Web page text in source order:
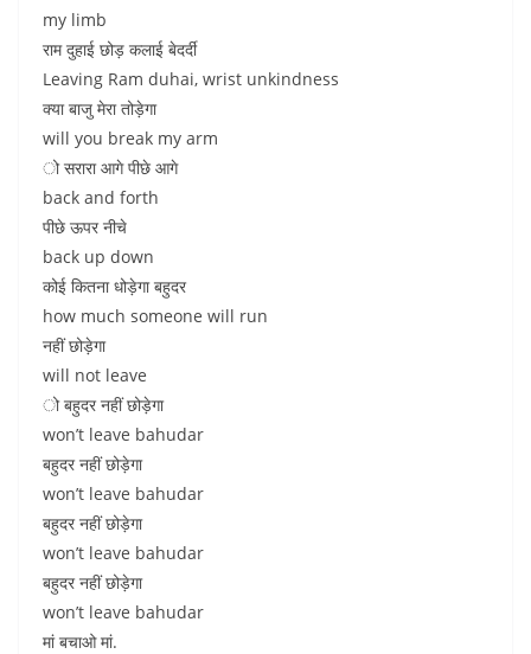
my limb
राम दुहाई छोड़ कलाई बेदर्दी
Leaving Ram duhai, wrist unkindness
क्या बाजु मेरा तोड़ेगा
will you break my arm
ो सरारा आगे पीछे आगे
back and forth
पीछे ऊपर नीचे
back up down
कोई कितना धोड़ेगा बहुदर
how much someone will run
नहीं छोड़ेगा
will not leave
ो बहुदर नहीं छोड़ेगा
won’t leave bahudar
बहुदर नहीं छोड़ेगा
won’t leave bahudar
बहुदर नहीं छोड़ेगा
won’t leave bahudar
बहुदर नहीं छोड़ेगा
won’t leave bahudar
मां बचाओ मां.